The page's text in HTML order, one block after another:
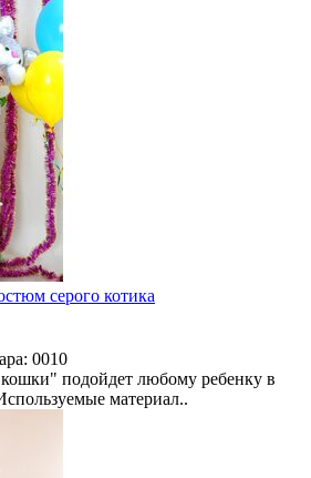
серого котика
0010
подойдет любому ребенку в
материал..